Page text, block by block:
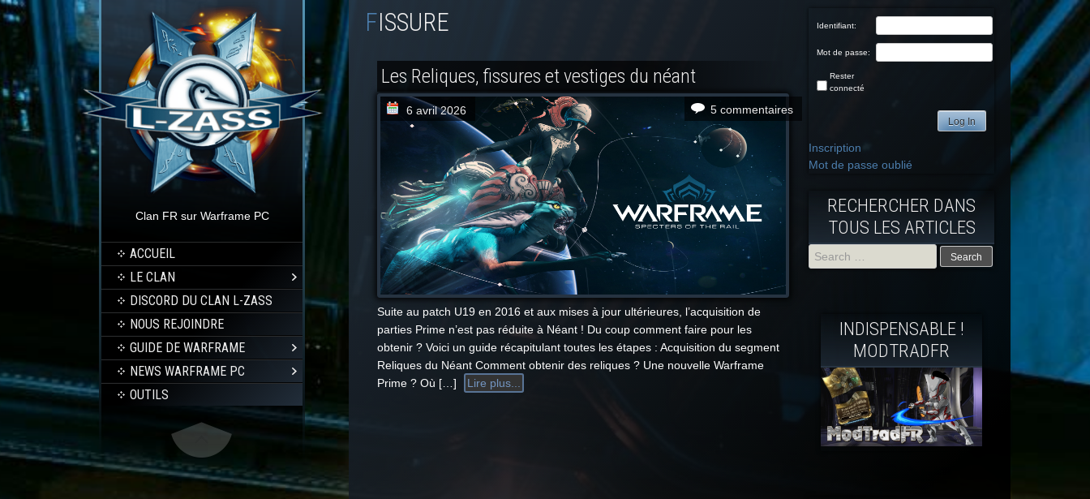
Clan FR sur Warframe PC
ACCUEIL
LE CLAN
DISCORD DU CLAN L-ZASS
NOUS REJOINDRE
GUIDE DE WARFRAME
NEWS WARFRAME PC
OUTILS
FISSURE
Les Reliques, fissures et vestiges du néant
6 avril 2026 5 commentaires
Suite au patch U19 en 2016 et aux mises à jour ultérieures, l’acquisition de
parties Prime n’est pas réduite à Néant ! Du coup comment faire pour les
obtenir ? Voici un guide récapitulant toutes les étapes : Acquisition du segment
Reliques du Néant Comment obtenir des reliques ? Une nouvelle Warframe
Prime ? Où […]
Lire plus...
Identifiant:
Mot de passe:
Rester
connecté
Log In
Inscription
Mot de passe oublié
RECHERCHER DANS
TOUS LES ARTICLES
INDISPENSABLE !
MODTRADFR